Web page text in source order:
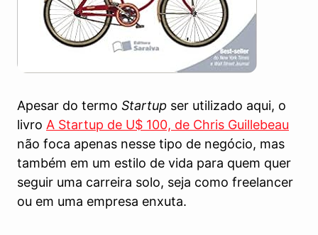
Apesar do termo Startup ser utilizado aqui, o
livro A Startup de U$ 100, de Chris Guillebeau
não foca apenas nesse tipo de negócio, mas
também em um estilo de vida para quem quer
seguir uma carreira solo, seja como freelancer
ou em uma empresa enxuta.